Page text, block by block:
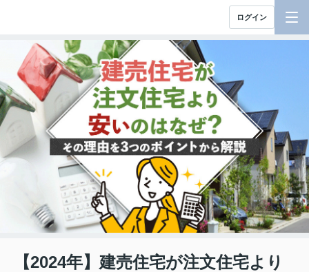
ログイン
【2024年】建売住宅が注文住宅より